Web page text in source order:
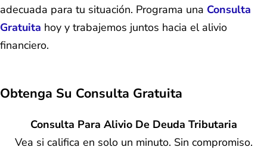
adecuada para tu situación. Programa una Consulta
Gratuita hoy y trabajemos juntos hacia el alivio
financiero.
Obtenga Su Consulta Gratuita
Consulta Para Alivio De Deuda Tributaria
Vea si califica en solo un minuto. Sin compromiso.